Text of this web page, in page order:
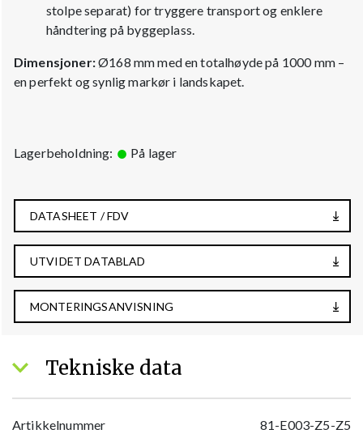
stolpe separat) for tryggere transport og enklere
håndtering på byggeplass.
Dimensjoner:Ø168 mm med en totalhøyde på 1000 mm –
en perfekt og synlig markør i landskapet.
Lagerbeholdning: På lager
DATASHEET / FDV
UTVIDET DATABLAD
MONTERINGSANVISNING
Tekniske data
Artikkelnummer 81-E003-Z5-Z5